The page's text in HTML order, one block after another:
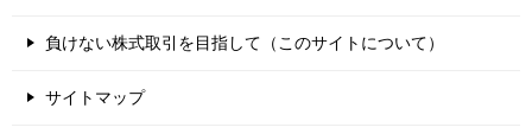
負けない株式取引を目指して（このサイトについて）
サイトマップ